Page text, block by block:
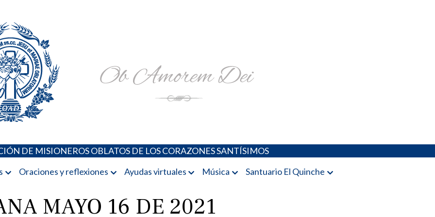
DE MISIONEROS OBLATOS DE LOS CORAZONES SANTÍSIMOS
Oraciones y reflexiones Ayudas virtuales Música Santuario El Quinche
MAYO 16 DE 2021